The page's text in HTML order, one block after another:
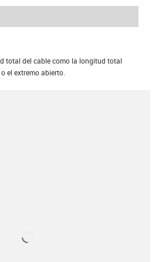
total del cable como la longitud total
el extremo abierto.